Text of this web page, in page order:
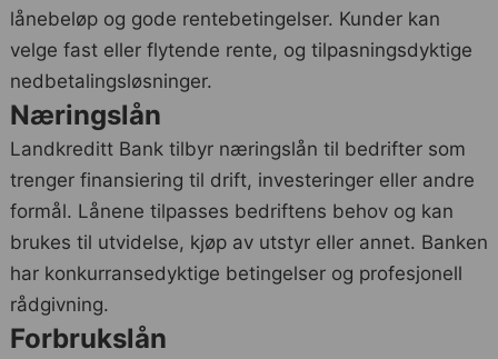
lånebeløp og gode rentebetingelser. Kunder kan
velge fast eller flytende rente, og tilpasningsdyktige
nedbetalingsløsninger.
Næringslån
Landkreditt Bank tilbyr næringslån til bedrifter som
trenger finansiering til drift, investeringer eller andre
formål. Lånene tilpasses bedriftens behov og kan
brukes til utvidelse, kjøp av utstyr eller annet. Banken
har konkurransedyktige betingelser og profesjonell
rådgivning.
Forbrukslån